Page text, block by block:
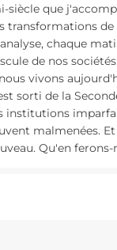
siècle que
transformations
chaque
de nos
vivons
sorti de la
institutions
malmenées.
Qu'en ferons-